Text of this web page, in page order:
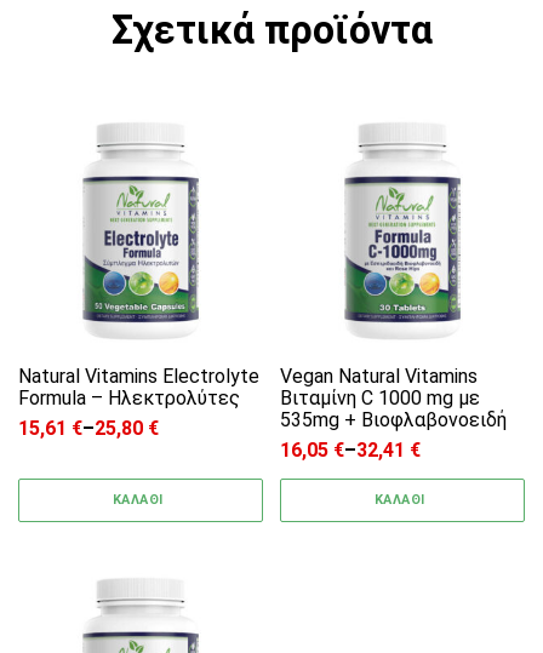
Σχετικά προϊόντα
Natural Vitamins Electrolyte
Formula – Ηλεκτρολύτες
15,61 €–25,80 €
Price range: 15,61 € through 25,80 €
ΚΑΛΑΘΙ
Αυτό το προϊόν έχει πολλαπλές
Vegan Natural Vitamins
Βιταμίνη C 1000 mg με
535mg + Bιοφλαβονοειδή
16,05 €–32,41 €
Price range: 16,05 € through
ΚΑΛΑΘΙ
Αυτό το προϊόν έχει